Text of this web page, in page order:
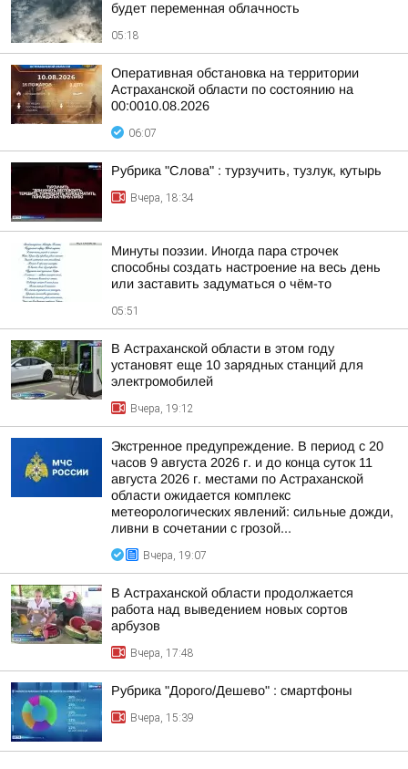
будет переменная облачность
05:18
Оперативная обстановка на территории
Астраханской области по состоянию на
00:0010.08.2026
06:07
Рубрика "Слова" : турзучить, тузлук, кутырь
Вчера, 18:34
Минуты поэзии. Иногда пара строчек
способны создать настроение на весь день
или заставить задуматься о чём-то
05:51
В Астраханской области в этом году
установят еще 10 зарядных станций для
электромобилей
Вчера, 19:12
Экстренное предупреждение. В период с 20
часов 9 августа 2026 г. и до конца суток 11
августа 2026 г. местами по Астраханской
области ожидается комплекс
метеорологических явлений: сильные дожди,
ливни в сочетании с грозой...
Вчера, 19:07
В Астраханской области продолжается
работа над выведением новых сортов
арбузов
Вчера, 17:48
Рубрика "Дорого/Дешево" : смартфоны
Вчера, 15:39